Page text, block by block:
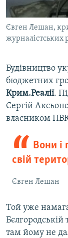
Євген Лешан,
журналістських
Будівництво
бюджетних
Крим.Реалії.
Сергій
власником
Вони і
свій
Євген Лешан
Той уже
Бєлгородській
там йому не